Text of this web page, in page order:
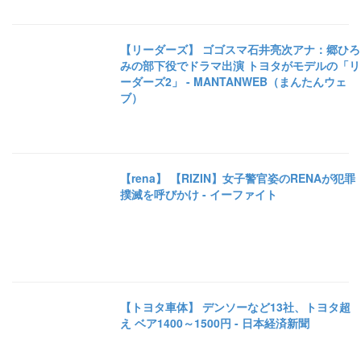
【リーダーズ】 ゴゴスマ石井亮次アナ：郷ひろ
みの部下役でドラマ出演 トヨタがモデルの「リ
ーダーズ2」 - MANTANWEB（まんたんウェ
ブ）
【rena】 【RIZIN】女子警官姿のRENAが犯罪
撲滅を呼びかけ - イーファイト
【トヨタ車体】 デンソーなど13社、トヨタ超
え ベア1400～1500円 - 日本経済新聞